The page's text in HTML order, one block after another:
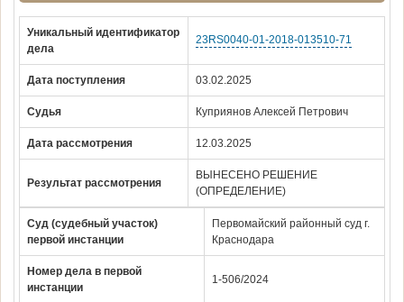
Уникальный идентификатор
дела
23RS0040-01-2018-013510-71
Дата поступления 03.02.2025
Судья Куприянов Алексей Петрович
Дата рассмотрения 12.03.2025
Результат рассмотрения
ВЫНЕСЕНО РЕШЕНИЕ
(ОПРЕДЕЛЕНИЕ)
Суд (судебный участок)
первой инстанции
Первомайский районный суд г.
Краснодара
Номер дела в первой
инстанции
1-506/2024